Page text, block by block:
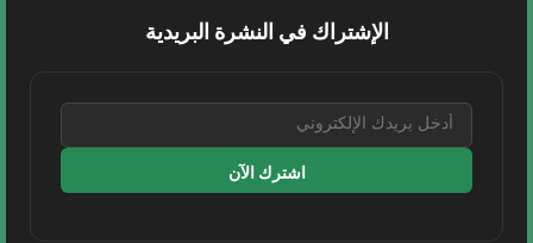
الإشتراك في النشرة البريدية
اشترك الآن